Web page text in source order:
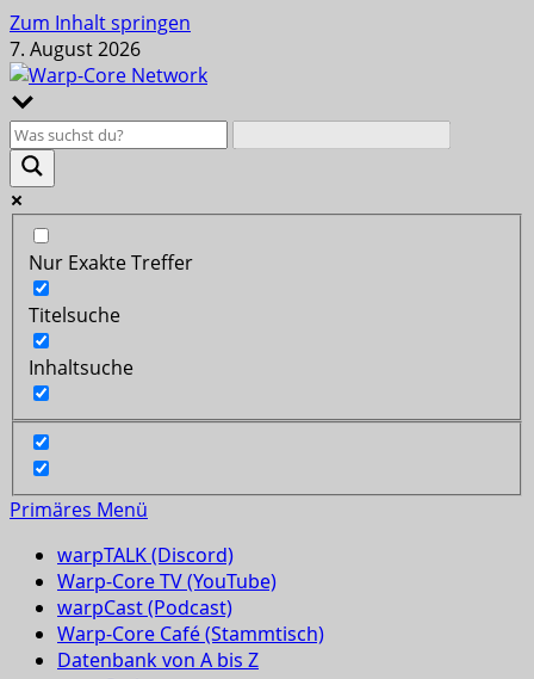
Zum Inhalt springen
7. August 2026
Nur Exakte Treffer
Titelsuche
Inhaltsuche
Primäres Menü
warpTALK (Discord)
Warp-Core TV (YouTube)
warpCast (Podcast)
Warp-Core Café (Stammtisch)
Datenbank von A bis Z